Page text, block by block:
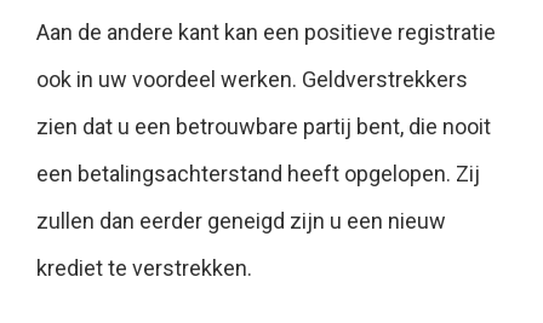
Aan de andere kant kan een positieve registratie
ook in uw voordeel werken. Geldverstrekkers
zien dat u een betrouwbare partij bent, die nooit
een betalingsachterstand heeft opgelopen. Zij
zullen dan eerder geneigd zijn u een nieuw
krediet te verstrekken.